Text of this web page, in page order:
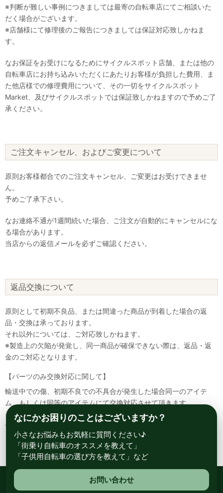
※判断が難しい事例につきましては最寄の自転車店にてご相談いた
だく場合がございます。
※店舗様にて修理後のご報告につきましては保証対応致しかねま
す。
なお保証をお受けになるためにサイクルスポット店舗、または他の
自転車店にお持ち込みいただくにあたりお客様が負担した費用、ま
た他店様での修理費用について、その一切をサイクルスポット
Market、及びサイクルスポットでは保証致しかねますので予めご了
承ください。
ご注文キャンセル、およびご変更について
原則お客様都合でのご注文キャンセル、ご変更はお受けできませ
ん。
予めご了承下さい。
なお連絡不通が1週間続いた場合、ご注文が自動的にキャンセルにな
る場合があります。
当店からの返信メールを必ずご確認ください。
返品交換について
原則として初期不良品、または間違った商品が到着した場合の返
品・交換は承っております。
それ以外については、ご対応致しかねます。
※製造上の欠陥が発覚し、同一商品が確保できない際は、返品・返
金のご対応となります。
【パーツのみ交換対応に関して】
輸送中での傷、初期不良での不具合が発生した場合同一のアイテ
ム、もしくは同等のアイテムにて交換対応させて頂きます。
その場合該当部品を着払いにて返送して頂く必要が御座いますので
予めご了承ください。
総合自転車専門店 サイクルスポット ル・サイク
なにかお困りのことはございますか？
小さなお悩みもお気軽に質問ください♪
「街乗り自転車のオススメを教えて」
「子供用自転車の選び方を教えて」など
お問い合わせ